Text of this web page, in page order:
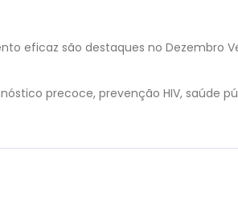
eficaz são destaques no Dezembro
precoce, prevenção HIV, saúde